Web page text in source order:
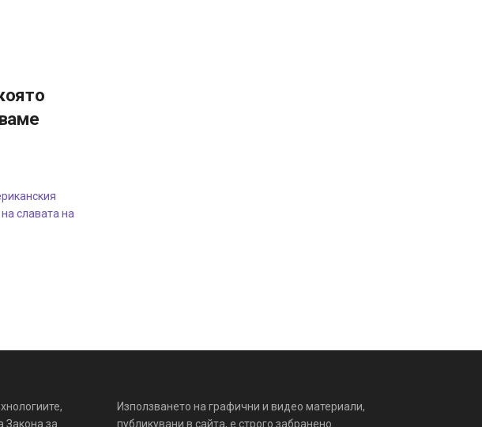
славата на
Закона за
Използването на графични и видео материали,
публикувани в сайта, е строго забранено.